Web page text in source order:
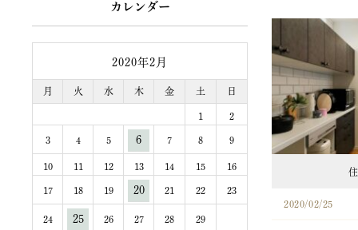
2020/02/25
カレンダー
2020年2月
月 火 水 木 金 土 日
1 2
3 4 5 6 7 8 9
10 11 12 13 14 15 16
17 18 19 20 21 22 23
24 25 26 27 28 29